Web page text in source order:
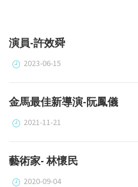
演員-許效舜
2023-06-15
金馬最佳新導演-阮鳳儀
2021-11-21
藝術家- 林懷民
2020-09-04